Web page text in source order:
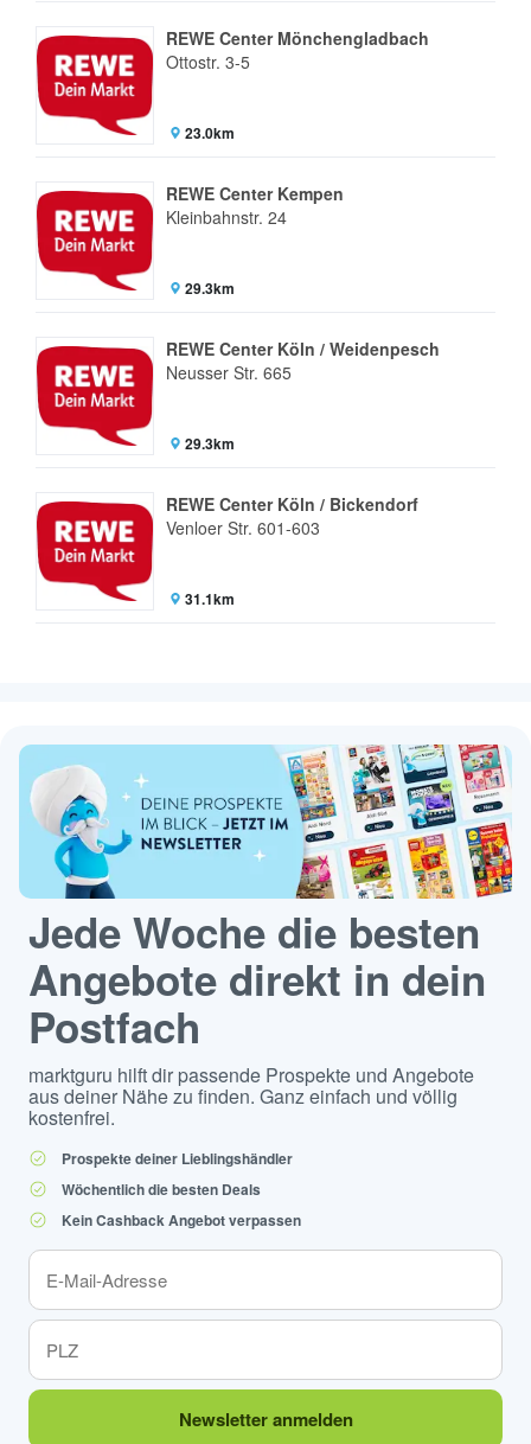
REWE Center Mönchengladbach
Ottostr. 3-5
23.0km
REWE Center Kempen
Kleinbahnstr. 24
29.3km
REWE Center Köln / Weidenpesch
Neusser Str. 665
29.3km
REWE Center Köln / Bickendorf
Venloer Str. 601-603
31.1km
Jede Woche die besten
Angebote direkt in dein
Postfach
marktguru hilft dir passende Prospekte und Angebote
aus deiner Nähe zu finden. Ganz einfach und völlig
kostenfrei.
Prospekte deiner Lieblingshändler
Wöchentlich die besten Deals
Kein Cashback Angebot verpassen
Newsletter anmelden